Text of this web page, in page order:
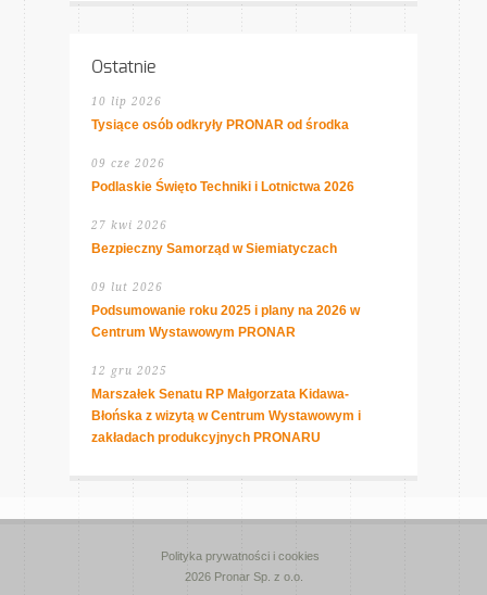
Ostatnie
10 lip 2026
Tysiące osób odkryły PRONAR od środka
09 cze 2026
Podlaskie Święto Techniki i Lotnictwa 2026
27 kwi 2026
Bezpieczny Samorząd w Siemiatyczach
09 lut 2026
Podsumowanie roku 2025 i plany na 2026 w
Centrum Wystawowym PRONAR
12 gru 2025
Marszałek Senatu RP Małgorzata Kidawa-
Błońska z wizytą w Centrum Wystawowym i
zakładach produkcyjnych PRONARU
Polityka prywatności i cookies
2026 Pronar Sp. z o.o.